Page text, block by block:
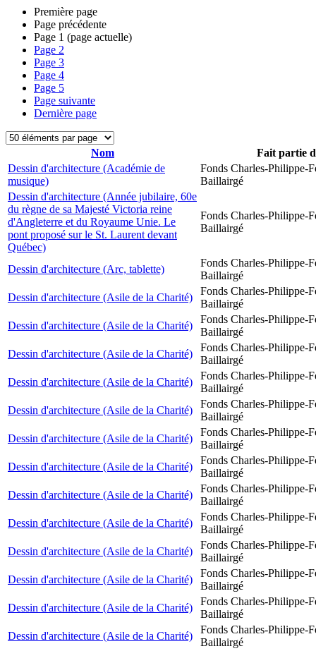
Première page
Page précédente
Page 1 (page actuelle)
Page 2
Page 3
Page 4
Page 5
Page suivante
Dernière page
Nom
Fait partie
Dessin d'architecture (Académie de
musique)
Fonds Charles-Philippe-
Baillairgé
Dessin d'architecture (Année jubilaire, 60e
du règne de sa Majesté Victoria reine
d'Angleterre et du Royaume Unie. Le
pont proposé sur le St. Laurent devant
Québec)
Fonds Charles-Philippe-
Baillairgé
Dessin d'architecture (Arc, tablette)
Fonds Charles-Philippe-
Baillairgé
Dessin d'architecture (Asile de la Charité)
Fonds Charles-Philippe-
Baillairgé
Dessin d'architecture (Asile de la Charité)
Fonds Charles-Philippe-
Baillairgé
Dessin d'architecture (Asile de la Charité)
Fonds Charles-Philippe-
Baillairgé
Dessin d'architecture (Asile de la Charité)
Fonds Charles-Philippe-
Baillairgé
Dessin d'architecture (Asile de la Charité)
Fonds Charles-Philippe-
Baillairgé
Dessin d'architecture (Asile de la Charité)
Fonds Charles-Philippe-
Baillairgé
Dessin d'architecture (Asile de la Charité)
Fonds Charles-Philippe-
Baillairgé
Dessin d'architecture (Asile de la Charité)
Fonds Charles-Philippe-
Baillairgé
Dessin d'architecture (Asile de la Charité)
Fonds Charles-Philippe-
Baillairgé
Dessin d'architecture (Asile de la Charité)
Fonds Charles-Philippe-
Baillairgé
Dessin d'architecture (Asile de la Charité)
Fonds Charles-Philippe-
Baillairgé
Dessin d'architecture (Asile de la Charité)
Fonds Charles-Philippe-
Baillairgé
Dessin d'architecture (Asile de la Charité)
Fonds Charles-Philippe-
Baillairgé